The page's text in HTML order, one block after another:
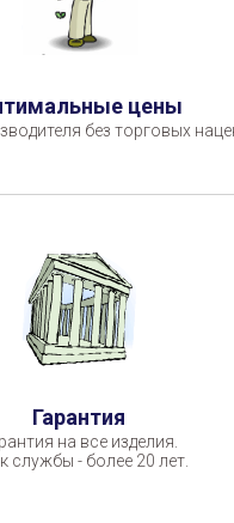
цены
без торговых
Гарантия
на все изделия.
службы - более 20 лет.